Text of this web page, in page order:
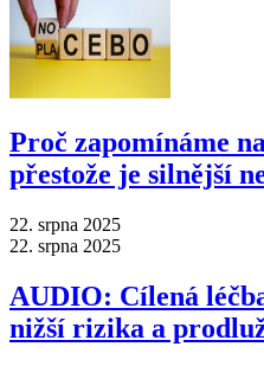
Proč zapomínáme
přestože je silnější
22. srpna 2025
22. srpna 2025
AUDIO: Cílená
nižší rizika a